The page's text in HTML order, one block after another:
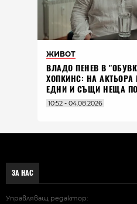
ЖИВОТ
ВЛАДO ПЕНЕВ В
ХОПКИНС: НА АКТЬОРА
ЕДНИ И СЪЩИ НЕЩА
10:52 - 04.08.2026
ЗА НАС
Управляващ редактор: